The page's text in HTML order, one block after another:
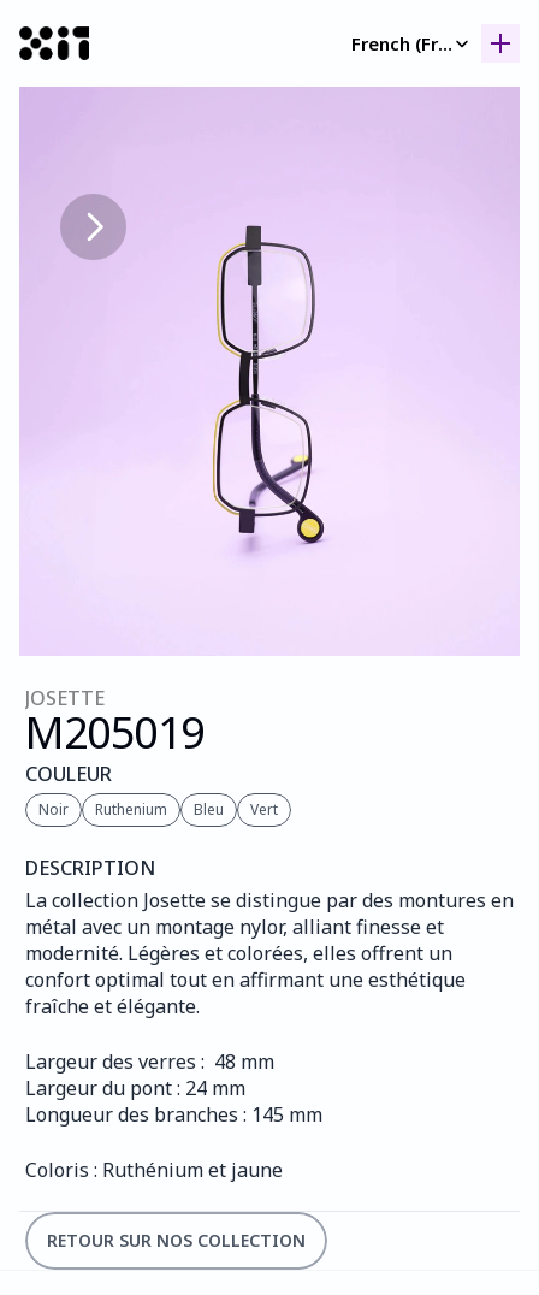
French (France)
JOSETTE
M205019
COULEUR
Noir Ruthenium Bleu Vert
DESCRIPTION
La collection Josette se distingue par des montures en
métal avec un montage nylor, alliant finesse et
modernité. Légères et colorées, elles offrent un
confort optimal tout en affirmant une esthétique
fraîche et élégante.
Largeur des verres :  48 mm
Largeur du pont : 24 mm
Longueur des branches : 145 mm
Coloris : Ruthénium et jaune
RETOUR SUR NOS COLLECTION